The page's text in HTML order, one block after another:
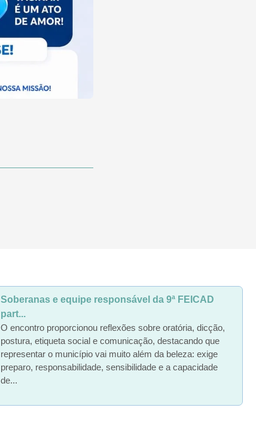
Soberanas e equipe responsável da 9ª FEICAD
part...
O encontro proporcionou reflexões sobre oratória, dicção,
postura, etiqueta social e comunicação, destacando que
representar o município vai muito além da beleza: exige
preparo, responsabilidade, sensibilidade e a capacidade
de...